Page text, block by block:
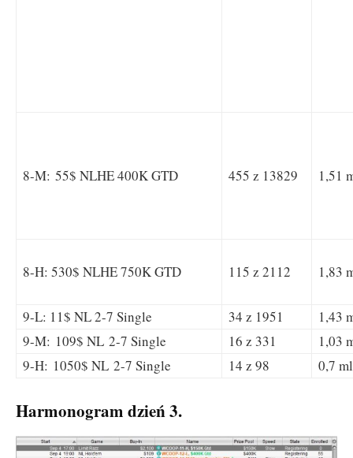
8-M: 55$ NLHE 400K GTD 455 z 13829 1,51
8-H: 530$ NLHE 750K GTD 115 z 2112 1,83
9-L: 11$ NL 2-7 Single 34 z 1951
1,43
9-M: 109$ NL 2-7 Single
16 z 331
1,03
9-H: 1050$ NL 2-7 Single
14 z 98 0,7
Harmonogram dzień 3.